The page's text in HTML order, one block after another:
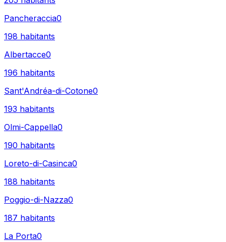
Pancheraccia0
198 habitants
Albertacce0
196 habitants
Sant'Andréa-di-Cotone0
193 habitants
Olmi-Cappella0
190 habitants
Loreto-di-Casinca0
188 habitants
Poggio-di-Nazza0
187 habitants
La Porta0